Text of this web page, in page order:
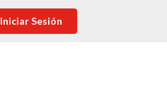
Iniciar Sesión